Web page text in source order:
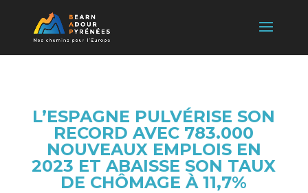
L’ESPAGNE PULVÉRISE SON
RECORD AVEC 783.000
NOUVEAUX EMPLOIS EN
2023 ET ABAISSE SON TAUX
DE CHÔMAGE À 11,7%